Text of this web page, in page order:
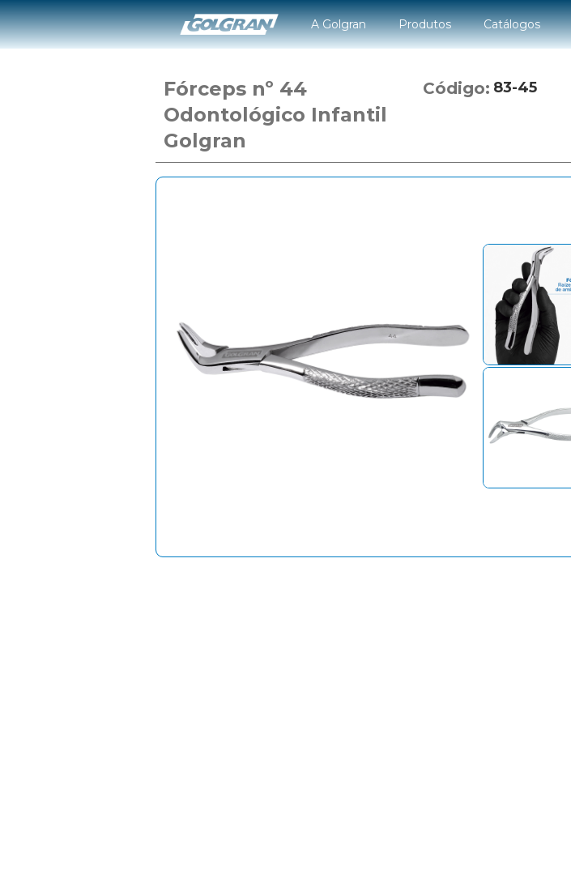
A Golgran Produtos Catálogos
Fórceps nº 44
Odontológico Infantil
Golgran
Código: 83-45